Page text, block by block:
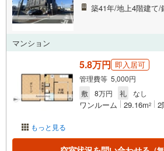
築41年/地上4階建て/
マンション
もっと見る
5.8万円 即入居可
管理費等 5,000円
敷
8万円 礼 なし
ワンルーム 29.16m2 2